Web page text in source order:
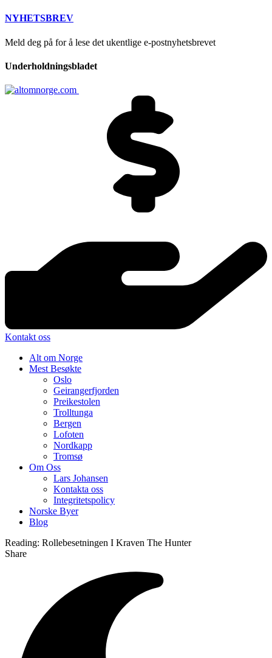
NYHETSBREV
Meld deg på for å lese det ukentlige e-postnyhetsbrevet
Underholdningsbladet
Kontakt oss
Alt om Norge
Mest Besøkte
Oslo
Geirangerfjorden
Preikestolen
Trolltunga
Bergen
Lofoten
Nordkapp
Tromsø
Om Oss
Lars Johansen
Kontakta oss
Integritetspolicy
Norske Byer
Blog
Reading: Rollebesetningen I Kraven The Hunter
Share